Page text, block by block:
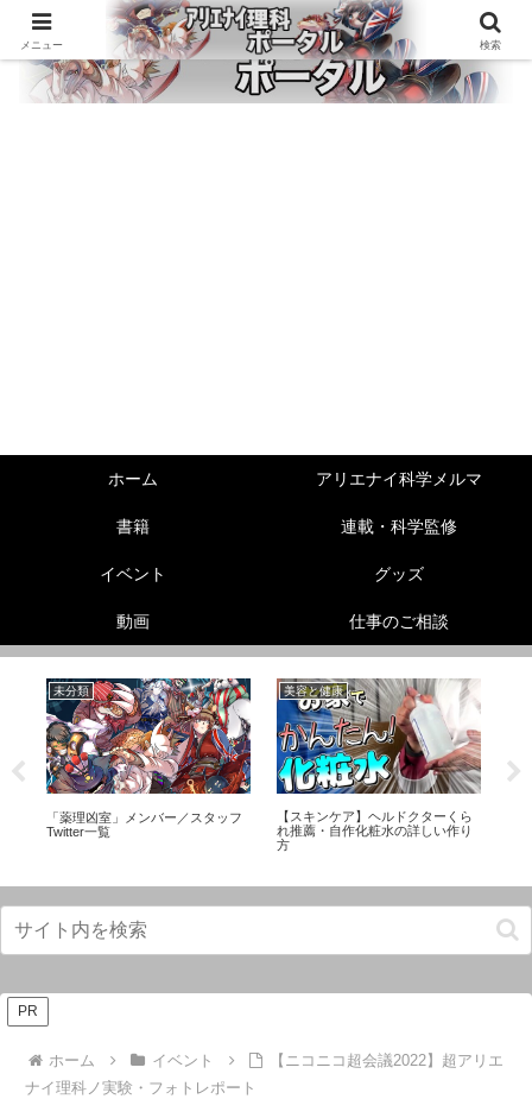
ホーム アリエナイ科学メルマ
書籍 連載・科学監修
イベント グッズ
動画 仕事のご相談
未分類
「薬理凶室」メンバー／スタッフ
Twitter一覧
美容と健康
【スキンケア】ヘルドクターくら
れ推薦・自作化粧水の詳しい作り
方
PR
ホーム イベント
【ニコニコ超会議2022】超アリエ
ナイ理科ノ実験・フォトレポート
メニュー 検索